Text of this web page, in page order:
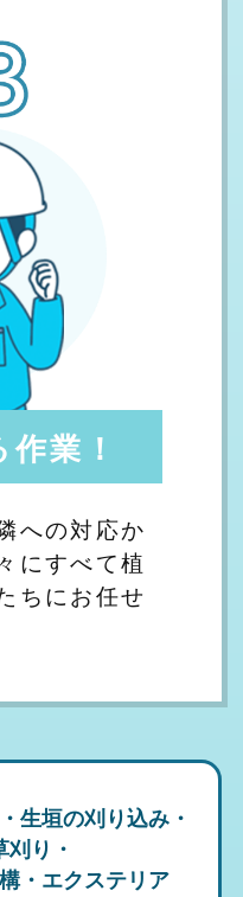
業！
への対応か
にすべて植
ちにお任せ
生垣の刈り込み・
り・
・エクステリア